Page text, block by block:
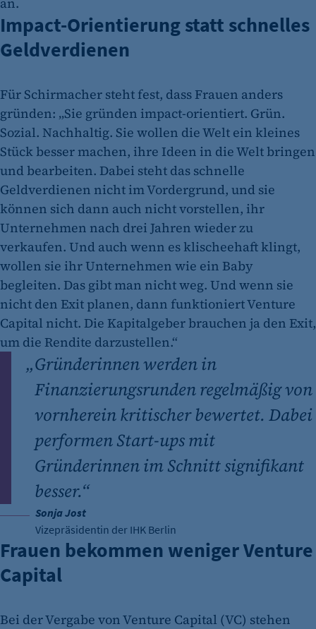
Impact-Orientierung statt schnelles
Geldverdienen
Für Schirmacher steht fest, dass Frauen anders
gründen: „Sie gründen impact-orientiert. Grün.
Sozial. Nachhaltig. Sie wollen die Welt ein kleines
Stück besser machen, ihre Ideen in die Welt bringen
und bearbeiten. Dabei steht das schnelle
Geldverdienen nicht im Vordergrund, und sie
können sich dann auch nicht vorstellen, ihr
Unternehmen nach drei Jahren wieder zu
verkaufen. Und auch wenn es klischeehaft klingt,
wollen sie ihr Unternehmen wie ein Baby
begleiten. Das gibt man nicht weg. Und wenn sie
nicht den Exit planen, dann funktioniert Venture
Capital nicht. Die Kapitalgeber brauchen ja den Exit,
um die Rendite darzustellen.“
„Gründerinnen werden in
Finanzierungsrunden regelmäßig von
vornherein kritischer bewertet. Dabei
performen Start-ups mit
Gründerinnen im Schnitt signifikant
besser.“
Sonja Jost
Vizepräsidentin der IHK Berlin
Frauen bekommen weniger Venture
Capital
Bei der Vergabe von Venture Capital (VC) stehen